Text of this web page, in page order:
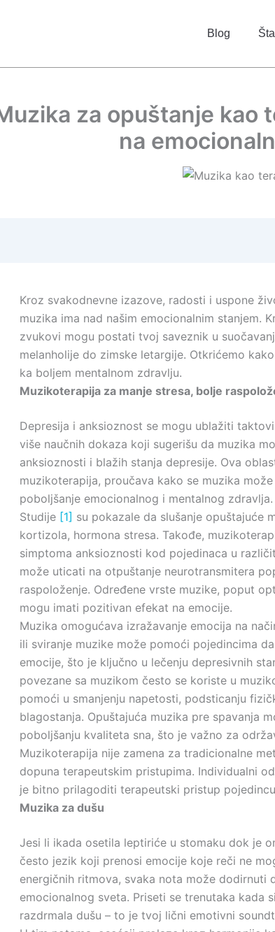
Blog
za opuštanje kao
na
Kroz svakodnevne izazove, radosti i uspone
muzika ima nad našim emocionalnim stanjem.
zvukovi mogu postati tvoj saveznik u
melanholije do zimske letargije. Otkrićemo
ka boljem mentalnom zdravlju.
Muzikoterapija za manje stresa, bolje
Depresija i anksioznost se mogu ublažiti
više naučnih dokaza koji sugerišu da muzika
anksioznosti i blažih stanja depresije. Ova
muzikoterapija, proučava kako se muzika
poboljšanje emocionalnog i mentalnog zdravlja.
Studije [1] su pokazale da slušanje opuštajuće
kortizola, hormona stresa. Takođe,
simptoma anksioznosti kod pojedinaca u
može uticati na otpuštanje neurotransmitera
raspoloženje. Određene vrste muzike, poput
mogu imati pozitivan efekat na emocije.
Muzika omogućava izražavanje emocija na
ili sviranje muzike može pomoći pojedincima
emocije, što je ključno u lečenju depresivnih
povezane sa muzikom često se koriste u
pomoći u smanjenju napetosti, podsticanju
blagostanja. Opuštajuća muzika pre spavanja
poboljšanju kvaliteta sna, što je važno za
Muzikoterapija nije zamena za tradicionalne
dopuna terapeutskim pristupima. Individualni
je bitno prilagoditi terapeutski pristup
Muzika za dušu
Jesi li ikada osetila leptiriće u stomaku dok je
često jezik koji prenosi emocije koje reči ne
energičnih ritmova, svaka nota može dodirnuti
emocionalnog sveta. Priseti se trenutaka kada
razdrmala dušu – to je tvoj lični emotivni